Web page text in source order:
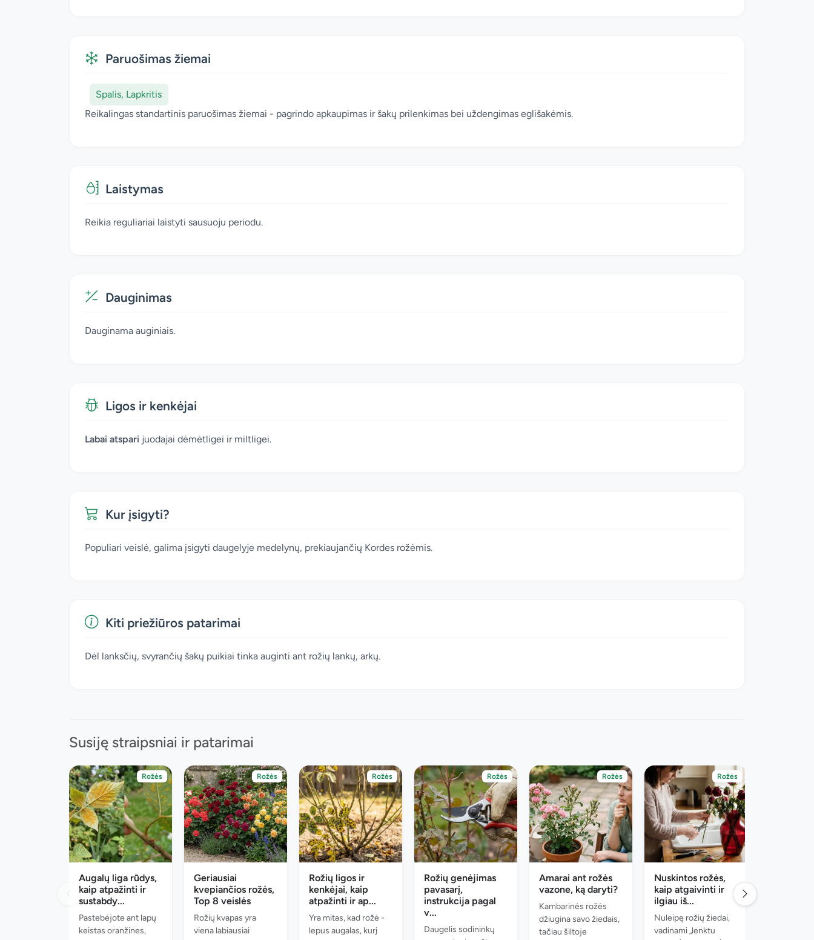
Paruošimas žiemai
Spalis, Lapkritis
Reikalingas standartinis paruošimas žiemai - pagrindo apkaupimas ir šakų prilenkimas bei uždengimas eglišakėmis.
Laistymas
Reikia reguliariai laistyti sausuoju periodu.
Dauginimas
Dauginama auginiais.
Ligos ir kenkėjai
Labai atspari juodajai dėmėtligei ir miltligei.
Kur įsigyti?
Populiari veislė, galima įsigyti daugelyje medelynų, prekiaujančių Kordes rožėmis.
Kiti priežiūros patarimai
Dėl lanksčių, svyrančių šakų puikiai tinka auginti ant rožių lankų, arkų.
Susiję straipsniai ir patarimai
Rožės
Augalų liga rūdys,
kaip atpažinti ir
sustabdy...
Pastebėjote ant lapų
keistas oranžines,
Rožės
Geriausiai
kvepiančios rožės,
Top 8 veislės
Rožių kvapas yra
viena labiausiai
Rožės
Rožių ligos ir
kenkėjai, kaip
atpažinti ir ap...
Yra mitas, kad rožė -
lepus augalas, kurį
Rožės
Rožių genėjimas
pavasarį,
instrukcija pagal
v...
Daugelis sodininkų
Rožės
Amarai ant rožės
vazone, ką daryti?
Kambarinės rožės
džiugina savo žiedais,
tačiau šiltoje
Rožės
Nuskintos rožės,
kaip atgaivinti ir
ilgiau iš...
Nuleipę rožių žiedai,
vadinami „lenktu